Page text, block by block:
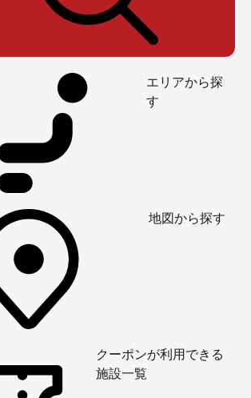
エリアから探
す
地図から探す
クーポンが利用できる
施設一覧